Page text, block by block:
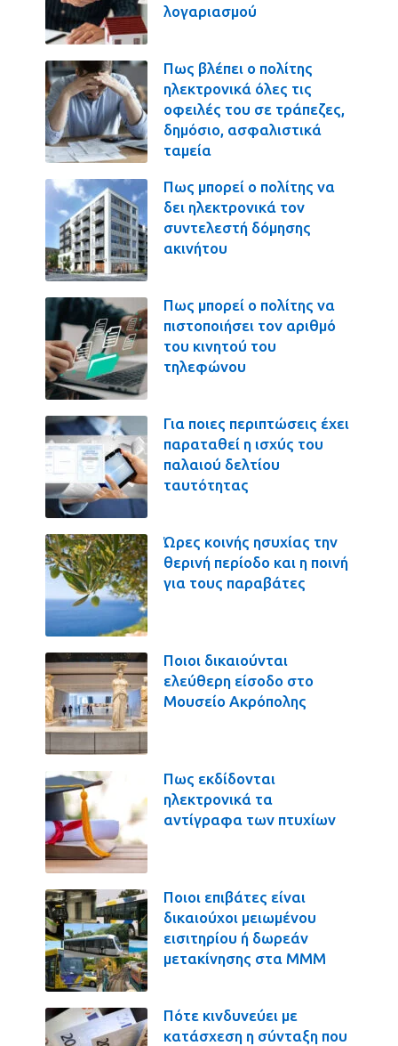
λογαριασμού
Πως βλέπει ο πολίτης
ηλεκτρονικά όλες τις
οφειλές του σε τράπεζες,
δημόσιο, ασφαλιστικά
ταμεία
Πως μπορεί ο πολίτης να
δει ηλεκτρονικά τον
συντελεστή δόμησης
ακινήτου
Πως μπορεί ο πολίτης να
πιστοποιήσει τον αριθμό
του κινητού του
τηλεφώνου
Για ποιες περιπτώσεις έχει
παραταθεί η ισχύς του
παλαιού δελτίου
ταυτότητας
Ώρες κοινής ησυχίας την
θερινή περίοδο και η ποινή
για τους παραβάτες
Ποιοι δικαιούνται
ελεύθερη είσοδο στο
Μουσείο Ακρόπολης
Πως εκδίδονται
ηλεκτρονικά τα
αντίγραφα των πτυχίων
Ποιοι επιβάτες είναι
δικαιούχοι μειωμένου
εισιτηρίου ή δωρεάν
μετακίνησης στα ΜΜΜ
Πότε κινδυνεύει με
κατάσχεση η σύνταξη που